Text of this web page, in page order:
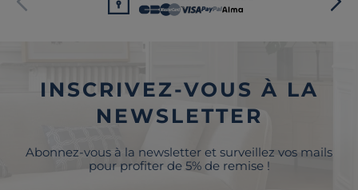
INSCRIVEZ-VOUS À LA
NEWSLETTER
Abonnez-vous à la newsletter et surveillez vos mails
pour profiter de 5% de remise !